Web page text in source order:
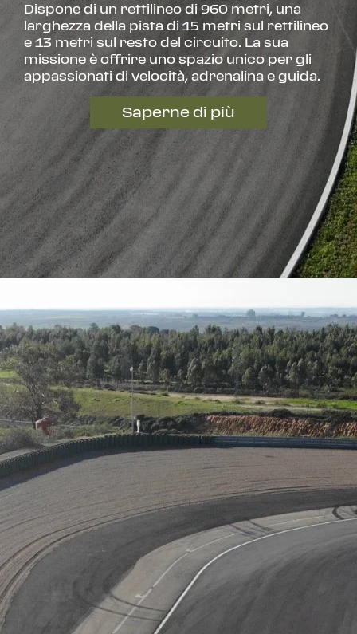
Dispone di un rettilineo di 960 metri, una
larghezza della pista di 15 metri sul rettilineo
e 13 metri sul resto del circuito. La sua
missione è offrire uno spazio unico per gli
appassionati di velocità, adrenalina e guida.
Saperne di più